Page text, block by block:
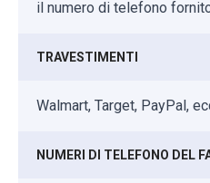
il numero di telefono
TRAVESTIMENTI
Walmart, Target, PayPal,
NUMERI DI TELEFONO DEL